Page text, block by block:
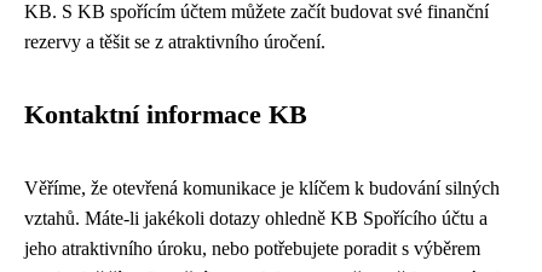
KB. S KB spořícím účtem můžete začít budovat své finanční
rezervy a těšit se z atraktivního úročení.
Kontaktní informace KB
Věříme, že otevřená komunikace je klíčem k budování silných
vztahů. Máte-li jakékoli dotazy ohledně KB Spořícího účtu a
jeho atraktivního úroku, nebo potřebujete poradit s výběrem